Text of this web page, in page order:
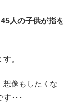
人の子供が指を
。
想像もしたくな
･･･